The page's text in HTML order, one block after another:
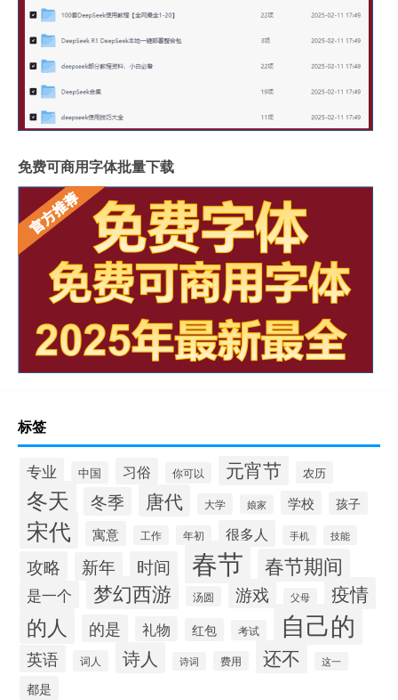
免费可商用字体批量下载
标签
专业 中国 习俗 你可以 元宵节 农历
冬天 冬季 唐代 大学 娘家 学校 孩子
宋代 寓意 工作 年初 很多人 手机 技能
攻略 新年 时间 春节 春节期间
是一个 梦幻西游 汤圆 游戏 父母 疫情
的人 的是 礼物 红包 考试 自己的
英语 词人 诗人 诗词 费用 还不 这一
都是